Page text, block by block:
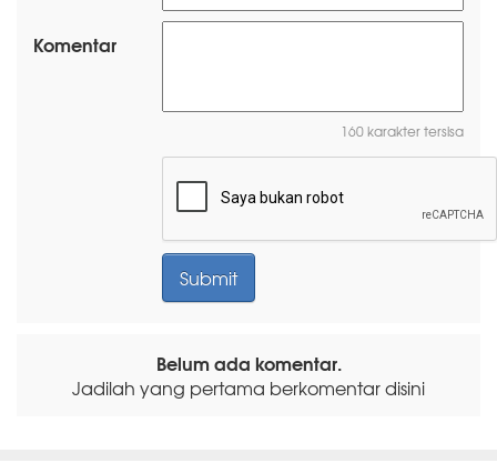
Komentar
160 karakter tersisa
Belum ada komentar.
Jadilah yang pertama berkomentar disini